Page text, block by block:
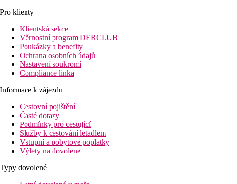
Pro klienty
Klientská sekce
Věrnostní program DERCLUB
Poukázky a benefity
Ochrana osobních údajů
Nastavení soukromí
Compliance linka
Informace k zájezdu
Cestovní pojištění
Časté dotazy
Podmínky pro cestující
Služby k cestování letadlem
Vstupní a pobytové poplatky
Výlety na dovolené
Typy dovolené